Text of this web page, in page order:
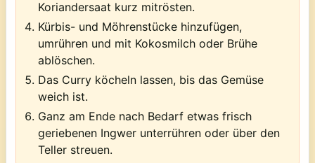
Koriandersaat kurz mitrösten.
Kürbis- und Möhrenstücke hinzufügen,
umrühren und mit Kokosmilch oder Brühe
ablöschen.
Das Curry köcheln lassen, bis das Gemüse
weich ist.
Ganz am Ende nach Bedarf etwas frisch
geriebenen Ingwer unterrühren oder über den
Teller streuen.